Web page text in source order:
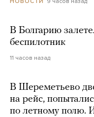
В Болгарию
беспилотник
11 часов назад
В Шереметьево
на рейс,
по летному полю.